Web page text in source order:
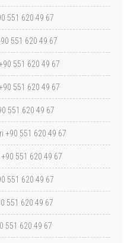
551 620 49 67
551 620 49 67
551 620 49 67
551 620 49 67
551 620 49 67
+90 551 620 49 67
551 620 49 67
551 620 49 67
551 620 49 67
551 620 49 67